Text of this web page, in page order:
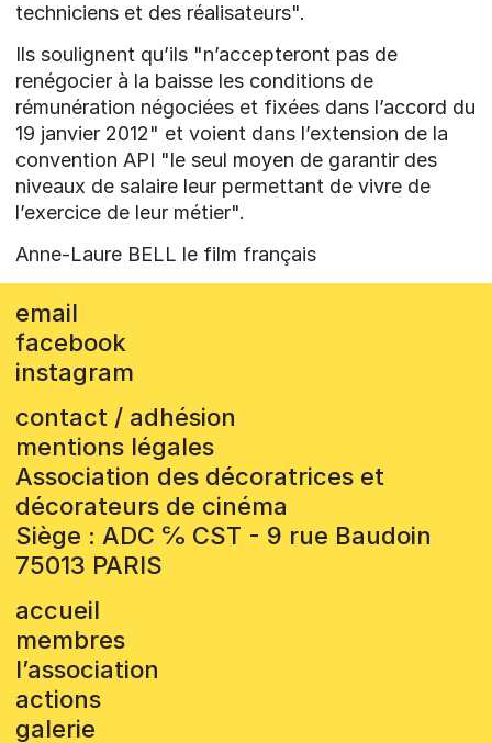
techniciens et des réalisateurs".
Ils soulignent qu’ils "n’accepteront pas de
renégocier à la baisse les conditions de
rémunération négociées et fixées dans l’accord du
19 janvier 2012" et voient dans l’extension de la
convention API "le seul moyen de garantir des
niveaux de salaire leur permettant de vivre de
l’exercice de leur métier".
Anne-Laure BELL le film français
email
facebook
instagram
contact / adhésion
mentions légales
Association des décoratrices et
décorateurs de cinéma
Siège : ADC ℅ CST - 9 rue Baudoin
75013 PARIS
accueil
membres
l’association
actions
galerie